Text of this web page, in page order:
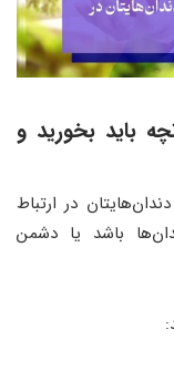
باید بخورید و
در ارتباط
باشد یا دشمن